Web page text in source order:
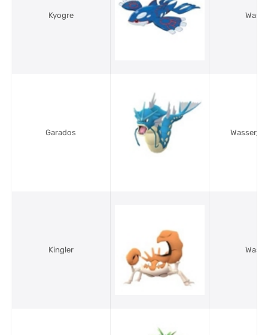
Kyogre
Garados Wasser/
Kingler